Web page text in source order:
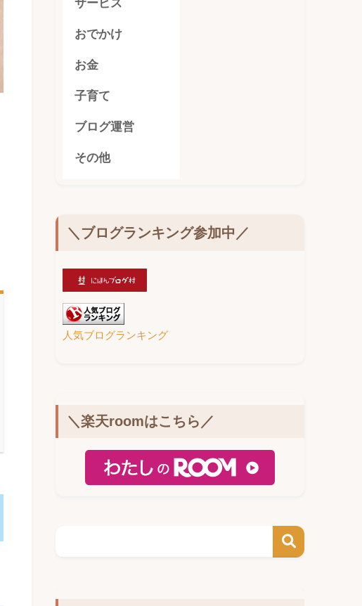
サービス
おでかけ
お金
子育て
ブログ運営
その他
＼ブログランキング参加中／
人気ブログランキング
＼楽天roomはこちら／